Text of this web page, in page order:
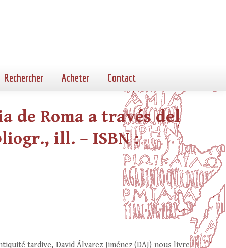
Rechercher Acheter Contact
de Roma a través del
ill. – ISBN :
tardive, David Álvarez Jiménez (DAJ) nous livre